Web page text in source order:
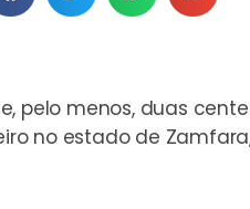
pelo menos, duas
no estado de